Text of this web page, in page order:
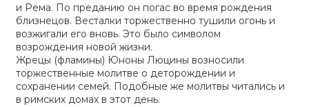
и Рема. По преданию он погас во время рождения
близнецов. Весталки торжественно тушили огонь и
возжигали его вновь. Это было символом
возрождения новой жизни.
Жрецы (фламины) Юноны Люцины возносили
торжественные молитве о деторождении и
сохранении семей. Подобные же молитвы читались и
в римских домах в этот день.